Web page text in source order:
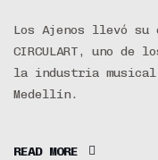
Los Ajenos llevó su
CIRCULART, uno de
la industria musical
Medellín.
READ MORE